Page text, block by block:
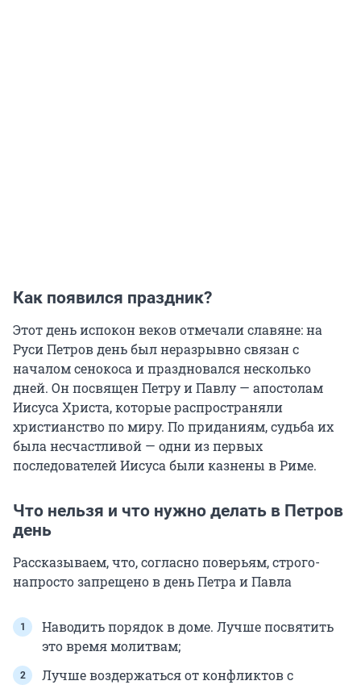
Как появился праздник?
Этот день испокон веков отмечали славяне: на
Руси Петров день был неразрывно связан с
началом сенокоса и праздновался несколько
дней. Он посвящен Петру и Павлу — апостолам
Иисуса Христа, которые распространяли
христианство по миру. По приданиям, судьба их
была несчастливой — одни из первых
последователей Иисуса были казнены в Риме.
Что нельзя и что нужно делать в Петров
день
Рассказываем, что, согласно поверьям, строго-
напросто запрещено в день Петра и Павла
Наводить порядок в доме. Лучше посвятить
это время молитвам;
Лучше воздержаться от конфликтов с